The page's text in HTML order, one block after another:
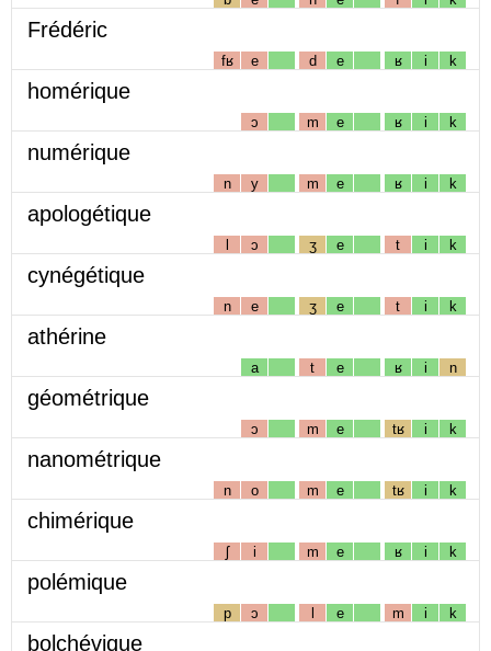
Frédéric
fʁ e d e ʁ i k
homérique
ɔ m e ʁ i k
numérique
n y m e ʁ i k
apologétique
l ɔ ʒ e t i k
cynégétique
n e ʒ e t i k
athérine
a t e ʁ i n
géométrique
ɔ m e tʁ i k
nanométrique
n o m e tʁ i k
chimérique
ʃ i m e ʁ i k
polémique
p ɔ l e m i k
bolchévique